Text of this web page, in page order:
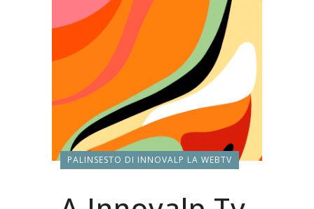
PALINSESTO DI INNOVALP LA WEBTV